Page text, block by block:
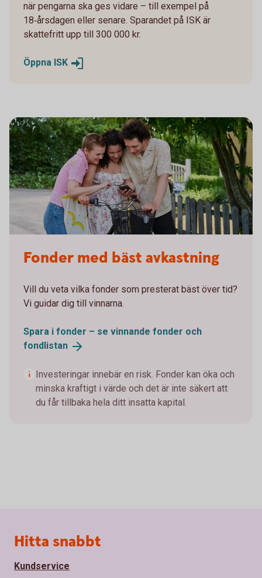
när pengarna ska ges vidare – till exempel på
18‑årsdagen eller senare. Sparandet på ISK är
skattefritt upp till 300 000 kr.
Öppna ISK
Fonder med bäst avkastning
Vill du veta vilka fonder som presterat bäst över tid?
Vi guidar dig till vinnarna.
Spara i fonder – se vinnande fonder och
fondlistan
Investeringar innebär en risk. Fonder kan öka och
minska kraftigt i värde och det är inte säkert att
du får tillbaka hela ditt insatta kapital.
Sidfot
Hitta snabbt
Kundservice